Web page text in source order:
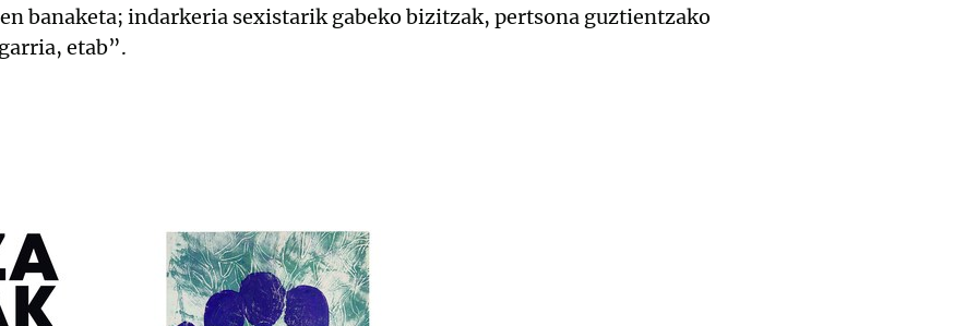
banaketa; indarkeria sexistarik gabeko bizitzak, pertsona guztientzako
etab”.